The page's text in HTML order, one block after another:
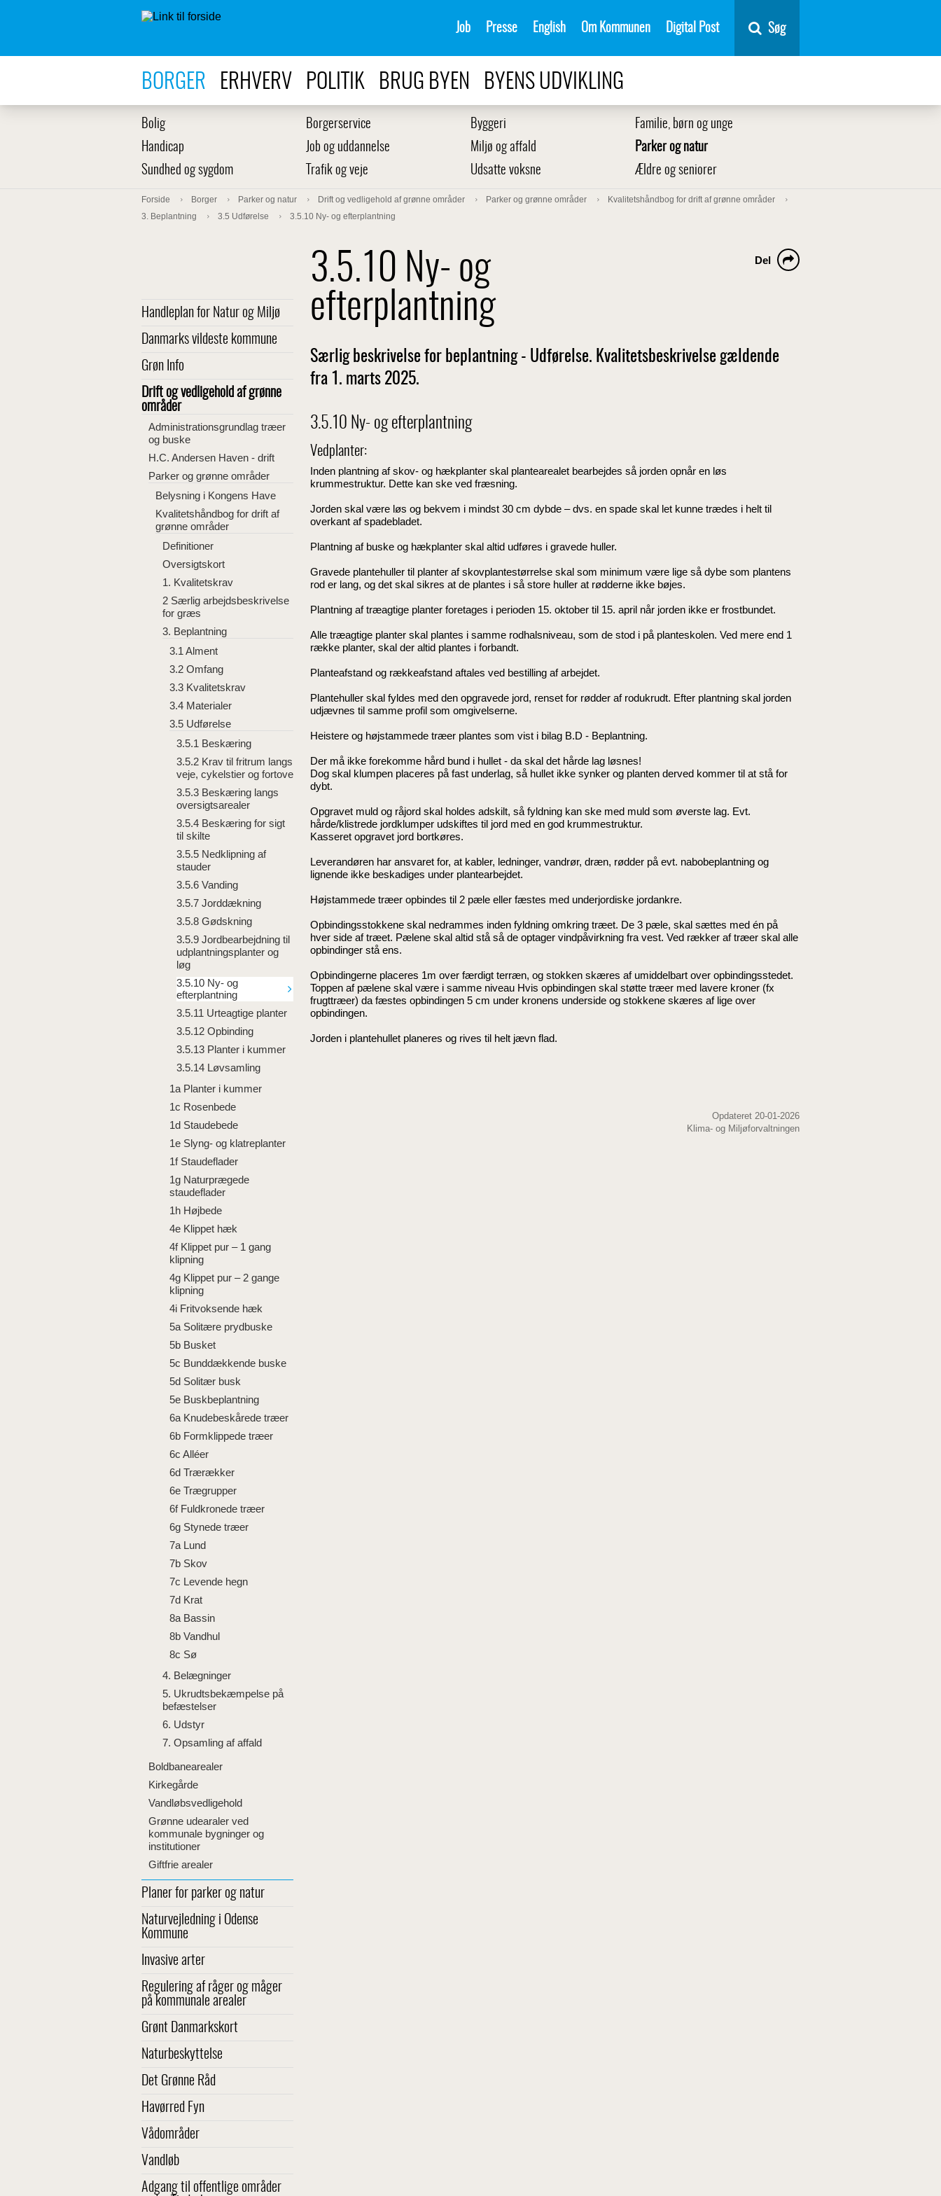
Job Presse English Om Kommunen Digital Post Søg
BORGER ERHVERV POLITIK BRUG BYEN BYENS UDVIKLING
Bolig Borgerservice Byggeri
Familie, børn og unge
Handicap
Job og uddannelse Miljø og affald
Parker og natur
Sundhed og sygdom
Trafik og veje Udsatte voksne Ældre og seniorer
Forside Borger Parker og natur Drift og vedligehold af grønne områder Parker og grønne områder
Kvalitetshåndbog for drift af grønne områder
3. Beplantning
3.5 Udførelse 3.5.10 Ny- og efterplantning
Handleplan for Natur og Miljø
Danmarks vildeste kommune
Grøn Info
Drift og vedligehold af grønne
områder
Administrationsgrundlag træer
og buske
H.C. Andersen Haven - drift
Parker og grønne områder
Belysning i Kongens Have
Kvalitetshåndbog for drift af
grønne områder
Definitioner
Oversigtskort
1. Kvalitetskrav
2 Særlig arbejdsbeskrivelse
for græs
3. Beplantning
3.1 Alment
3.2 Omfang
3.3 Kvalitetskrav
3.4 Materialer
3.5 Udførelse
3.5.1 Beskæring
3.5.2 Krav til fritrum langs
veje, cykelstier og fortove
3.5.3 Beskæring langs
oversigtsarealer
3.5.4 Beskæring for sigt
til skilte
3.5.5 Nedklipning af
stauder
3.5.6 Vanding
3.5.7 Jorddækning
3.5.8 Gødskning
3.5.9 Jordbearbejdning til
udplantningsplanter og
løg
3.5.10 Ny- og
efterplantning
3.5.11 Urteagtige planter
3.5.12 Opbinding
3.5.13 Planter i kummer
3.5.14 Løvsamling
1a Planter i kummer
1c Rosenbede
1d Staudebede
1e Slyng- og klatreplanter
1f Staudeflader
1g Naturprægede
staudeflader
1h Højbede
4e Klippet hæk
4f Klippet pur – 1 gang
klipning
4g Klippet pur – 2 gange
klipning
4i Fritvoksende hæk
5a Solitære prydbuske
5b Busket
5c Bunddækkende buske
5d Solitær busk
5e Buskbeplantning
6a Knudebeskårede træer
6b Formklippede træer
6c Alléer
6d Trærækker
6e Trægrupper
6f Fuldkronede træer
6g Stynede træer
7a Lund
7b Skov
7c Levende hegn
7d Krat
8a Bassin
8b Vandhul
8c Sø
4. Belægninger
5. Ukrudtsbekæmpelse på
befæstelser
6. Udstyr
7. Opsamling af affald
Boldbanearealer
Kirkegårde
Vandløbsvedligehold
Grønne udearaler ved
kommunale bygninger og
institutioner
Giftfrie arealer
Planer for parker og natur
Naturvejledning i Odense
Kommune
Invasive arter
Regulering af råger og måger
på kommunale arealer
Grønt Danmarkskort
Naturbeskyttelse
Det Grønne Råd
Havørred Fyn
Vådområder
Vandløb
Adgang til offentlige områder
3.5.10 Ny- og
efterplantning
Del
Særlig beskrivelse for beplantning - Udførelse. Kvalitetsbeskrivelse gældende
fra 1. marts 2025.
3.5.10 Ny- og efterplantning
Vedplanter:
Inden plantning af skov- og hækplanter skal plantearealet bearbejdes så jorden opnår en løs
krummestruktur. Dette kan ske ved fræsning.
Jorden skal være løs og bekvem i mindst 30 cm dybde – dvs. en spade skal let kunne trædes i helt til
overkant af spadebladet.
Plantning af buske og hækplanter skal altid udføres i gravede huller.
Gravede plantehuller til planter af skovplantestørrelse skal som minimum være lige så dybe som plantens
rod er lang, og det skal sikres at de plantes i så store huller at rødderne ikke bøjes.
Plantning af træagtige planter foretages i perioden 15. oktober til 15. april når jorden ikke er frostbundet.
Alle træagtige planter skal plantes i samme rodhalsniveau, som de stod i på planteskolen. Ved mere end 1
række planter, skal der altid plantes i forbandt.
Planteafstand og rækkeafstand aftales ved bestilling af arbejdet.
Plantehuller skal fyldes med den opgravede jord, renset for rødder af rodukrudt. Efter plantning skal jorden
udjævnes til samme profil som omgivelserne.
Heistere og højstammede træer plantes som vist i bilag B.D - Beplantning.
Der må ikke forekomme hård bund i hullet - da skal det hårde lag løsnes!
Dog skal klumpen placeres på fast underlag, så hullet ikke synker og planten derved kommer til at stå for
dybt.
Opgravet muld og råjord skal holdes adskilt, så fyldning kan ske med muld som øverste lag. Evt.
hårde/klistrede jordklumper udskiftes til jord med en god krummestruktur.
Kasseret opgravet jord bortkøres.
Leverandøren har ansvaret for, at kabler, ledninger, vandrør, dræn, rødder på evt. nabobeplantning og
lignende ikke beskadiges under plantearbejdet.
Højstammede træer opbindes til 2 pæle eller fæstes med underjordiske jordankre.
Opbindingsstokkene skal nedrammes inden fyldning omkring træet. De 3 pæle, skal sættes med én på
hver side af træet. Pælene skal altid stå så de optager vindpåvirkning fra vest. Ved rækker af træer skal alle
opbindinger stå ens.
Opbindingerne placeres 1m over færdigt terræn, og stokken skæres af umiddelbart over opbindingsstedet.
Toppen af pælene skal være i samme niveau Hvis opbindingen skal støtte træer med lavere kroner (fx
frugttræer) da fæstes opbindingen 5 cm under kronens underside og stokkene skæres af lige over
opbindingen.
Jorden i plantehullet planeres og rives til helt jævn flad.
Opdateret 20-01-2026
Klima- og Miljøforvaltningen